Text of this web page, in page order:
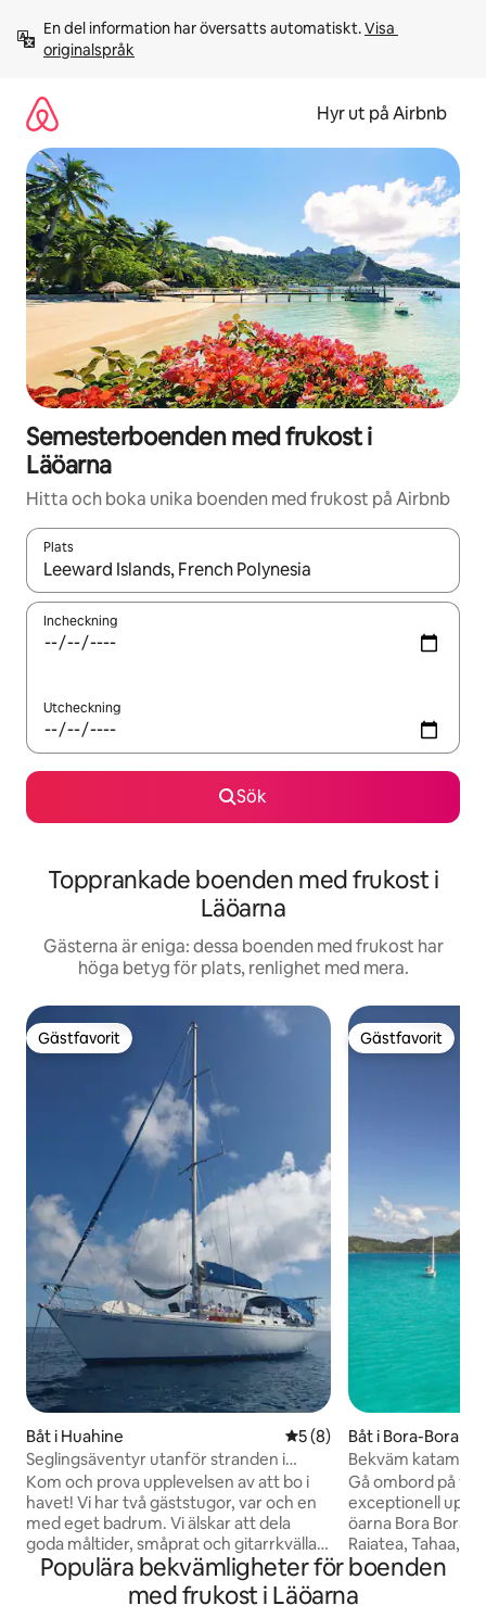
innehåll
En del information har översatts automatiskt. Visa
originalspråk
Hyr ut på Airbnb
Semesterboenden med frukost i
Läöarna
Hitta och boka unika boenden med frukost på Airbnb
Plats
När resultaten är tillgängliga kan du navigera med upp- och
Incheckning
Utcheckning
Sök
Topprankade boenden med frukost i
Läöarna
Gästerna är eniga: dessa boenden med frukost har
höga betyg för plats, renlighet med mera.
Gästfavorit
Gästfavorit
Båt i Huahine 5 av 5 i genomsnittligt
5 (8)
Seglingsäventyr utanför stranden i
Huahine
Kom och prova upplevelsen av att bo i
havet! Vi har två gäststugor, var och en
med eget badrum. Vi älskar att dela
goda måltider, småprat och gitarrkvällar,
yoga, cocktails, båtturer eller
bergsvandringar. Vi bodde på en båt i 7
år och korsade Stilla havet till Polynesien.
Gästfavorit
Gästfavorit
Båt i Bora-Bora
Bekväm
lagunen
Gå ombord på
exceptionell
öarna Bora Bora,
Raiatea, Tahaa,
Teahupoo. Under vistelsen kommer
boendet att
erbjuda ett unikt
Populära bekvämligheter för boenden
med frukost i Läöarna